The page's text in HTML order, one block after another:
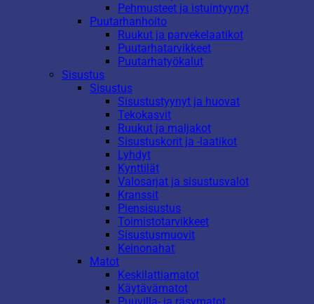
Pehmusteet ja istuintyynyt
Puutarhanhoito
Ruukut ja parvekelaatikot
Puutarhatarvikkeet
Puutarhatyökalut
Sisustus
Sisustus
Sisustustyynyt ja huovat
Tekokasvit
Ruukut ja maljakot
Sisustuskorit ja -laatikot
Lyhdyt
Kynttilät
Valosarjat ja sisustusvalot
Kranssit
Piensisustus
Toimistotarvikkeet
Sisustusmuovit
Keinonahat
Matot
Keskilattiamatot
Käytävämatot